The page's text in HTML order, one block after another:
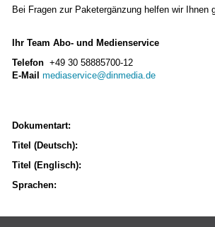
Bei Fragen zur Paketergänzung helfen wir Ihnen
Ihr Team Abo- und Medienservice
Telefon +49 30 58885700-12
E-Mail mediaservice@dinmedia.de
Dokumentart:
Titel (Deutsch):
Titel (Englisch):
Sprachen: